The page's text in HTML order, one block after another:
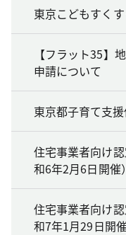
東京こどもすく
【フラット35
申請について
東京都子育て支
住宅事業者向け
和6年2月6日開
住宅事業者向け
和7年1月29日開